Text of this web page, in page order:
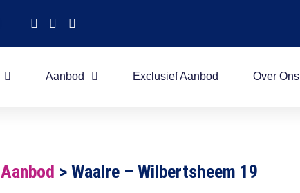
Aanbod Exclusief Aanbod Over Ons
Aanbod > Waalre – Wilbertsheem 19